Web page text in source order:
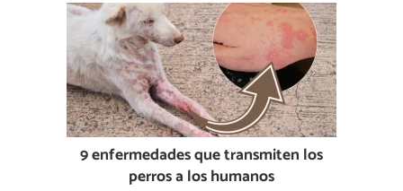
9 enfermedades que transmiten los
perros a los humanos